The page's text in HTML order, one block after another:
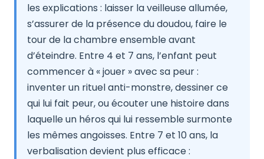
les explications : laisser la veilleuse allumée,
s’assurer de la présence du doudou, faire le
tour de la chambre ensemble avant
d’éteindre. Entre 4 et 7 ans, l’enfant peut
commencer à « jouer » avec sa peur :
inventer un rituel anti-monstre, dessiner ce
qui lui fait peur, ou écouter une histoire dans
laquelle un héros qui lui ressemble surmonte
les mêmes angoisses. Entre 7 et 10 ans, la
verbalisation devient plus efficace :